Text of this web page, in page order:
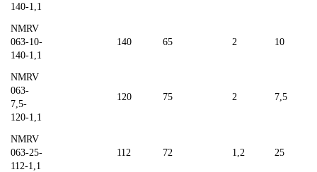
140-1,1
NMRV
063-10-
140-1,1
140 65 2 10
NMRV
063-
7,5-
120-1,1
120 75 2 7,5
NMRV
063-25-
112-1,1
112 72 1,2 25